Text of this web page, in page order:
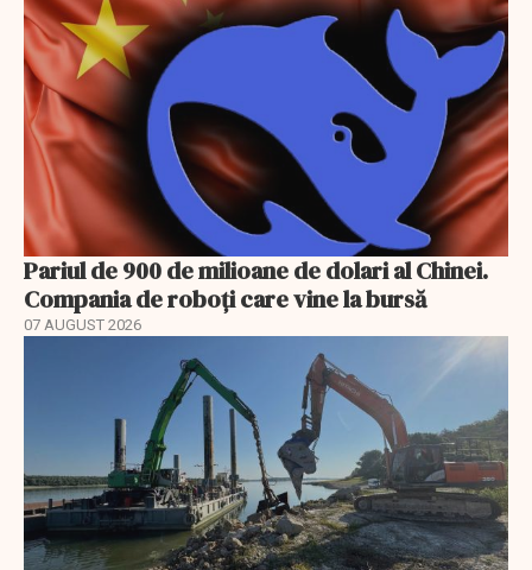
Pariul de 900 de milioane de dolari al Chinei.
Compania de roboți care vine la bursă
07 AUGUST 2026